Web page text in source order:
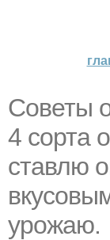
Советы
4 сорта
ставлю
урожаю.